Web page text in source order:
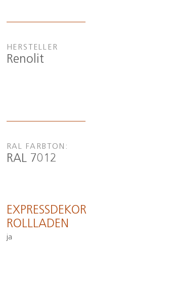
HERSTELLER
Renolit
RAL FARBTON:
RAL 7012
EXPRESSDEKOR
ROLLLADEN
ja